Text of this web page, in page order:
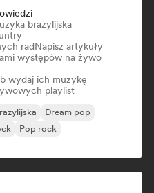
brazylijska
radNapisz artykuły
występów na żywo
wydaj ich muzykę
playlist
Dream pop
Pop rock